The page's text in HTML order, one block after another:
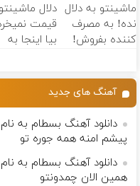
ماشینتو به دلال
نده! به مصرف
کننده بفروش!
دلال
قیمت
بیا اینجا به
خریدار واقعی*آهنگ های جدید
دانلود آهنگ بسطام به
پیشم امنه همه جوره تو
دانلود آهنگ بسطام به
همین الان چمدونتو